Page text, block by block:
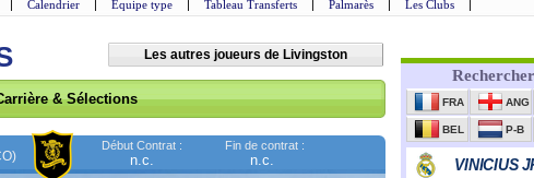
| Calendrier | Equipe type | Tableau Transferts | Palmarès | Les Clubs |
Les autres joueurs de Livingston
& Sélections
Début Contrat :
n.c.
Fin de contrat :
n.c.